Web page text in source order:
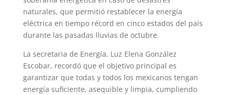
naturales, que permitió restablecer la energía
eléctrica en tiempo récord en cinco estados del país
durante las pasadas lluvias de octubre.
La secretaria de Energía, Luz Elena González
Escobar, recordó que el objetivo principal es
garantizar que todas y todos los mexicanos tengan
energía suficiente, asequible y limpia, cumpliendo